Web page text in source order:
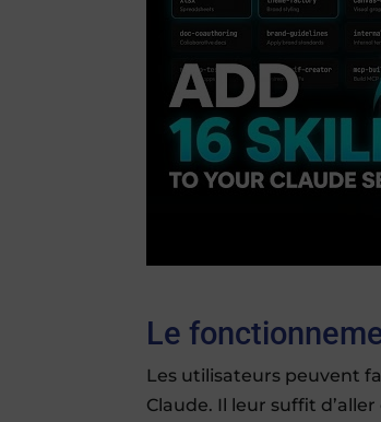
Le
Les utilisateurs peuvent
Claude. Il leur suffit